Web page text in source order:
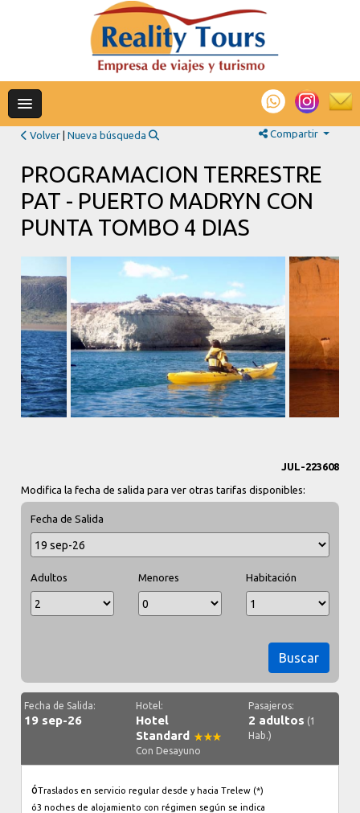
Volver |Nueva búsqueda Compartir
PROGRAMACION TERRESTRE
PAT - PUERTO MADRYN CON
PUNTA TOMBO 4 DIAS
JUL-223608
Modifica la fecha de salida para ver otras tarifas disponibles:
Fecha de Salida
Adultos Menores Habitación
Buscar
Fecha de Salida:
19 sep-26
Hotel:
Hotel
Standard
Con Desayuno
Pasajeros:
2 adultos (1
Hab.)
óTraslados en servicio regular desde y hacia Trelew (*)
ó3 noches de alojamiento con régimen según se indica